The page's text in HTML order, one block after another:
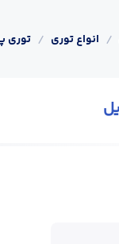
/ انواع توری / توری